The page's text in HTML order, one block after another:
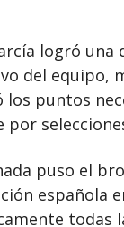
logró
del equipo,
puntos
por
puso el
española
todas